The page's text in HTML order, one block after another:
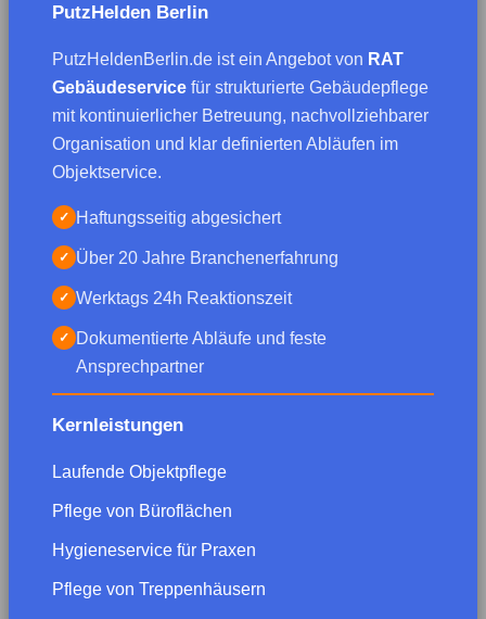
PutzHelden Berlin
PutzHeldenBerlin.de ist ein Angebot von RAT
Gebäudeservice für strukturierte Gebäudepflege
mit kontinuierlicher Betreuung, nachvollziehbarer
Organisation und klar definierten Abläufen im
Objektservice.
✓ Haftungsseitig abgesichert
✓ Über 20 Jahre Branchenerfahrung
✓ Werktags 24h Reaktionszeit
✓
Dokumentierte Abläufe und feste
Ansprechpartner
Kernleistungen
Laufende Objektpflege
Pflege von Büroflächen
Hygieneservice für Praxen
Pflege von Treppenhäusern